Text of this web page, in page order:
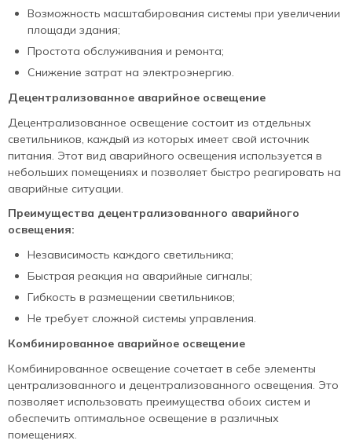
Возможность масштабирования системы при увеличении
площади здания;
Простота обслуживания и ремонта;
Снижение затрат на электроэнергию.
Децентрализованное аварийное освещение
Децентрализованное освещение состоит из отдельных
светильников, каждый из которых имеет свой источник
питания. Этот вид аварийного освещения используется в
небольших помещениях и позволяет быстро реагировать на
аварийные ситуации.
Преимущества децентрализованного аварийного
освещения:
Независимость каждого светильника;
Быстрая реакция на аварийные сигналы;
Гибкость в размещении светильников;
Не требует сложной системы управления.
Комбинированное аварийное освещение
Комбинированное освещение сочетает в себе элементы
централизованного и децентрализованного освещения. Это
позволяет использовать преимущества обоих систем и
обеспечить оптимальное освещение в различных
помещениях.